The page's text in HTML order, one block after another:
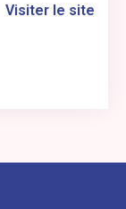
Visiter le site